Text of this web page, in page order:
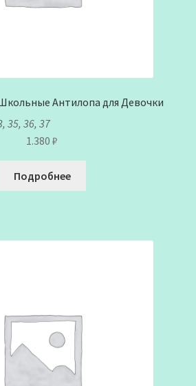
Антилопа для Девочки
35, 36, 37
1.380 ₽
Подробнее